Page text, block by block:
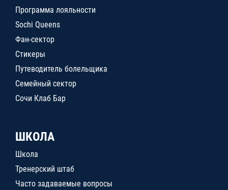
Программа лояльности
Sochi Queens
Фан-сектор
Стикеры
Путеводитель болельщика
Семейный сектор
Сочи Клаб Бар
ШКОЛА
Школа
Тренерский штаб
Часто задаваемые вопросы